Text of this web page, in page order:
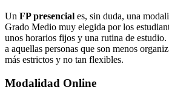
Un FP presencial es, sin duda, una
Grado Medio muy elegida por los
unos horarios fijos y una rutina de
a aquellas personas que son menos
más estrictos y no tan flexibles.
Modalidad Online